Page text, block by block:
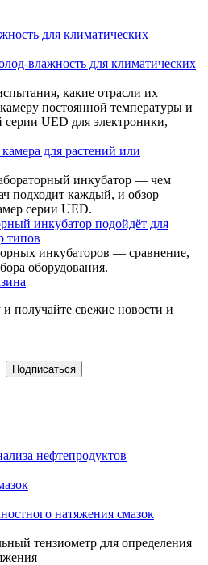
влажность для климатических
какие отрасли их
постоянной температуры и
UED для электроники,
для растений или
инкубатор — чем
подходит каждый, и обзор
серии UED.
инкубатор подойдёт для
типов
инкубаторов — сравнение,
оборудования.
получайте свежие новости и
нефтепродуктов
натяжения смазок
тензиометр для определения